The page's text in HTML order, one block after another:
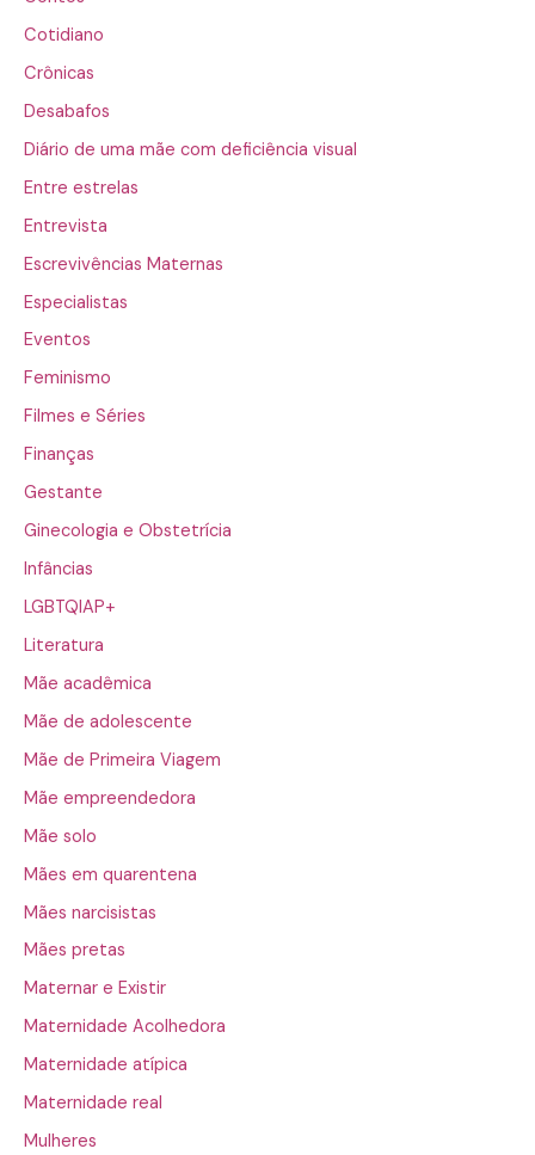
Cotidiano
Crônicas
Desabafos
Diário de uma mãe com deficiência visual
Entre estrelas
Entrevista
Escrevivências Maternas
Especialistas
Eventos
Feminismo
Filmes e Séries
Finanças
Gestante
Ginecologia e Obstetrícia
Infâncias
LGBTQIAP+
Literatura
Mãe acadêmica
Mãe de adolescente
Mãe de Primeira Viagem
Mãe empreendedora
Mãe solo
Mães em quarentena
Mães narcisistas
Mães pretas
Maternar e Existir
Maternidade Acolhedora
Maternidade atípica
Maternidade real
Mulheres